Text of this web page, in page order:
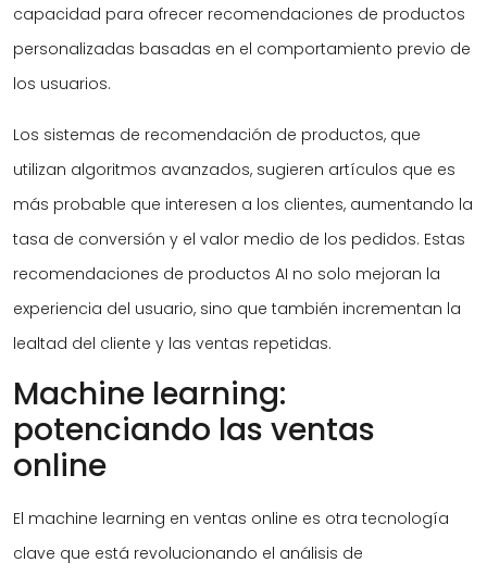
capacidad para ofrecer recomendaciones de productos
personalizadas basadas en el comportamiento previo de
los usuarios.
Los sistemas de recomendación de productos, que
utilizan algoritmos avanzados, sugieren artículos que es
más probable que interesen a los clientes, aumentando la
tasa de conversión y el valor medio de los pedidos. Estas
recomendaciones de productos AI no solo mejoran la
experiencia del usuario, sino que también incrementan la
lealtad del cliente y las ventas repetidas.
Machine learning:
potenciando las ventas
online
El machine learning en ventas online es otra tecnología
clave que está revolucionando el análisis de